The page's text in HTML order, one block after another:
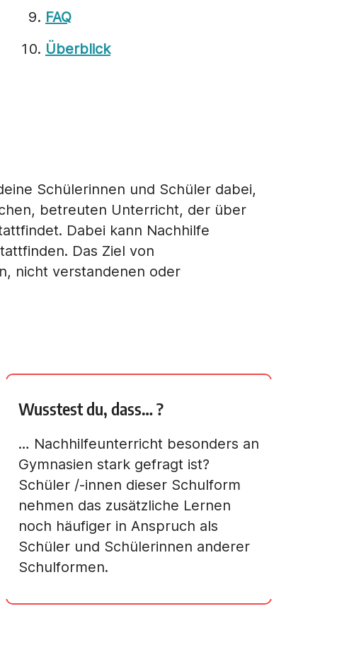
FAQ
Überblick
Schülerinnen und Schüler dabei,
betreuten Unterricht, der über
Dabei kann Nachhilfe
Das Ziel von
nicht verstandenen oder
Wusstest du, dass… ?
… Nachhilfeunterricht besonders an
Gymnasien stark gefragt ist?
Schüler /-innen dieser Schulform
nehmen das zusätzliche Lernen
noch häufiger in Anspruch als
Schüler und Schülerinnen anderer
Schulformen.